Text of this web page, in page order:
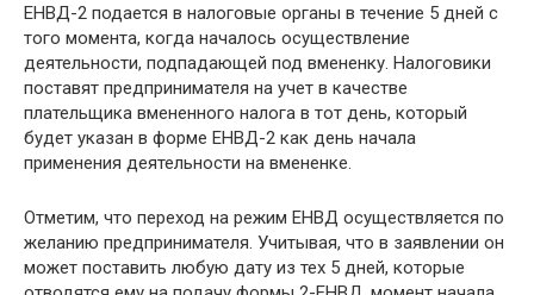
ЕНВД-2 подается в налоговые органы в течение 5 дней с
того момента, когда началось осуществление
деятельности, подпадающей под вмененку. Налоговики
поставят предпринимателя на учет в качестве
плательщика вмененного налога в тот день, который
будет указан в форме ЕНВД-2 как день начала
применения деятельности на вмененке.
Отметим, что переход на режим ЕНВД осуществляется по
желанию предпринимателя. Учитывая, что в заявлении он
может поставить любую дату из тех 5 дней, которые